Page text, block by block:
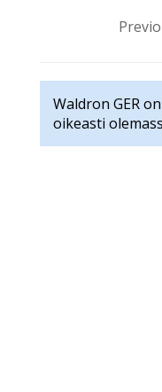
Waldron GER
oikeasti